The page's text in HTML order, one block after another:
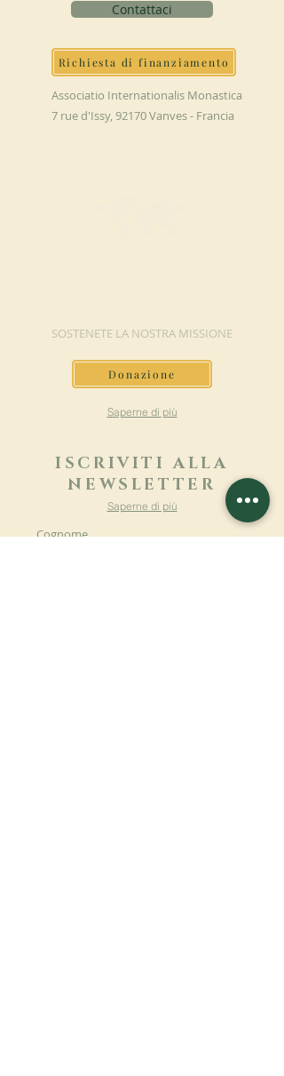
Contattaci
Richiesta di finanziamento
Associatio Internationalis Monastica
7 rue d'Issy, 92170 Vanves - Francia
SOSTENETE LA NOSTRA MISSIONE
Donazione
Saperne di più
ISCRIVITI ALLA
NEWSLETTER
Saperne di più
Cognome